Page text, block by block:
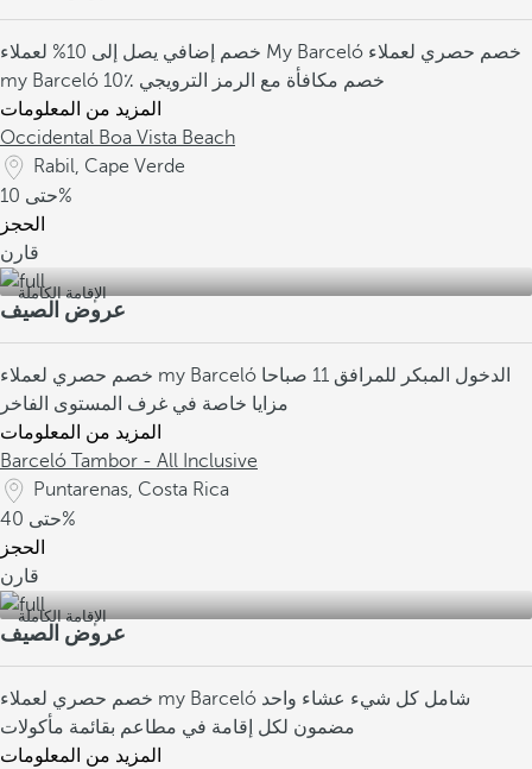
خصم إضافي يصل إلى 10% لعملاء My Barceló خصم حصري لعملاء
my Barceló
10٪ خصم مكافأة مع الرمز الترويجي
المزيد من المعلومات
Occidental Boa Vista Beach
Rabil, Cape Verde
حتى10%
الحجز
قارن
الإقامة الكاملة
عروض الصيف
خصم حصري لعملاء my Barceló
الدخول المبكر للمرافق 11 صباحا
مزايا خاصة في غرف المستوى الفاخر
المزيد من المعلومات
Barceló Tambor - All Inclusive
Puntarenas, Costa Rica
حتى40%
الحجز
قارن
الإقامة الكاملة
عروض الصيف
خصم حصري لعملاء my Barceló شامل كل شيء عشاء واحد
مضمون لكل إقامة في مطاعم بقائمة مأكولات
المزيد من المعلومات